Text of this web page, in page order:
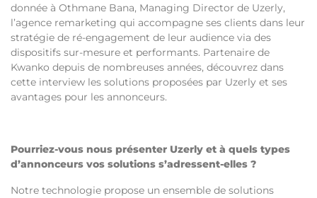
donnée à Othmane Bana, Managing Director de Uzerly,
l’agence remarketing qui accompagne ses clients dans leur
stratégie de ré-engagement de leur audience via des
dispositifs sur-mesure et performants. Partenaire de
Kwanko depuis de nombreuses années, découvrez dans
cette interview les solutions proposées par Uzerly et ses
avantages pour les annonceurs.
Pourriez-vous nous présenter Uzerly et à quels types
d’annonceurs vos solutions s’adressent-elles ?
Notre technologie propose un ensemble de solutions